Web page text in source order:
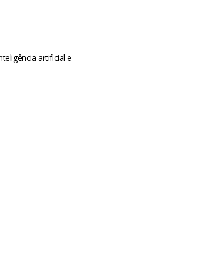
artificial e